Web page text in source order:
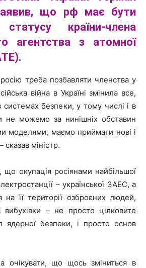
що рф має бути
країни-члена
агентства з атомної
треба позбавляти членства у
війна в Україні змінила все,
системах безпеки, у тому числі і в
не можемо за нинішніх обставин
моделями, маємо приймати нові і
міністр.
що окупація росіянами найбільшої
– української ЗАЕС, а
її території озброєних людей,
вибухівки – не просто цілковите
ядерної безпеки, і просто основ
очікувати, що щось зміниться в